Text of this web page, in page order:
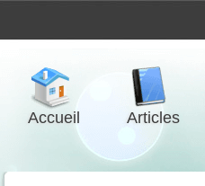
Accueil Articles